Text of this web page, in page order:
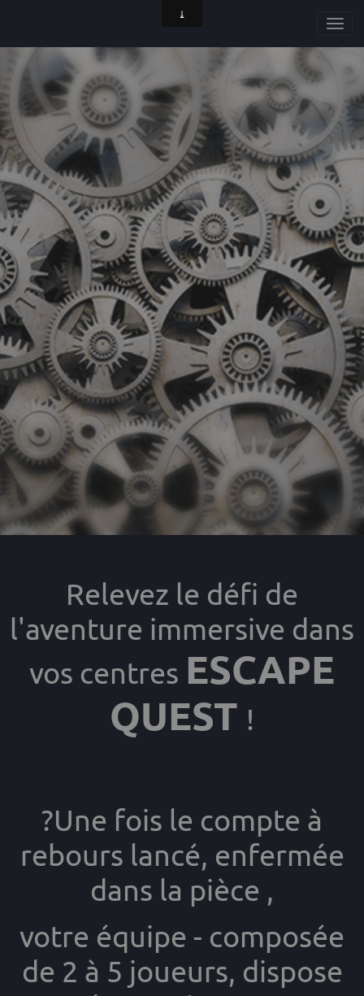
Relevez le défi de
l'aventure immersive dans
vos centres ESCAPE
QUEST !
?Une fois le compte à
rebours lancé, enfermée
dans la pièce ,
votre équipe - composée
de 2 à 5 joueurs, dispose